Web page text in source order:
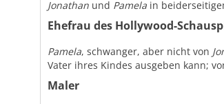
Jonathanund Pamelain
Ehefrau des Hollywood-
Pamela, schwanger, aber nicht von
Vater ihres Kindes ausgeben kann;
Maler